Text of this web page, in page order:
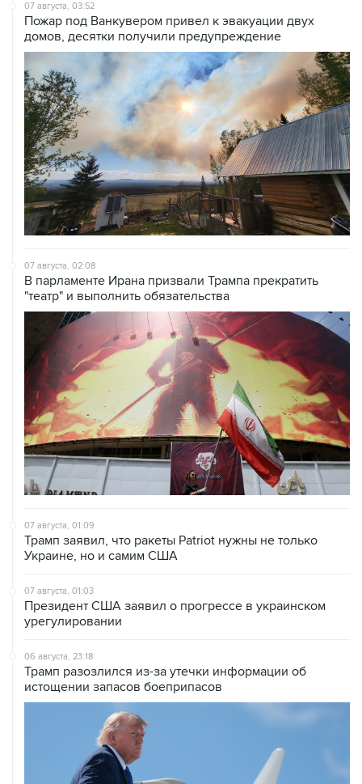
07 августа, 03:52
Пожар под Ванкувером привел к эвакуации двух
домов, десятки получили предупреждение
07 августа, 02:08
В парламенте Ирана призвали Трампа прекратить
"театр" и выполнить обязательства
07 августа, 01:09
Трамп заявил, что ракеты Patriot нужны не только
Украине, но и самим США
07 августа, 01:03
Президент США заявил о прогрессе в украинском
урегулировании
06 августа, 23:18
Трамп разозлился из-за утечки информации об
истощении запасов боеприпасов